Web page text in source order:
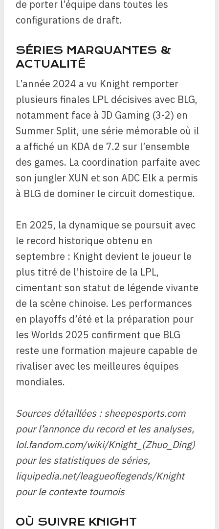
de porter l’équipe dans toutes les
configurations de draft.
SÉRIES MARQUANTES &
ACTUALITÉ
L’année 2024 a vu Knight remporter
plusieurs finales LPL décisives avec BLG,
notamment face à JD Gaming (3-2) en
Summer Split, une série mémorable où il
a affiché un KDA de 7.2 sur l’ensemble
des games. La coordination parfaite avec
son jungler XUN et son ADC Elk a permis
à BLG de dominer le circuit domestique.
En 2025, la dynamique se poursuit avec
le record historique obtenu en
septembre : Knight devient le joueur le
plus titré de l’histoire de la LPL,
cimentant son statut de légende vivante
de la scène chinoise. Les performances
en playoffs d’été et la préparation pour
les Worlds 2025 confirment que BLG
reste une formation majeure capable de
rivaliser avec les meilleures équipes
mondiales.
Sources détaillées : sheepesports.com
pour l’annonce du record et les analyses,
lol.fandom.com/wiki/Knight_(Zhuo_Ding)
pour les statistiques de séries,
liquipedia.net/leagueoflegends/Knight
pour le contexte tournois
OÙ SUIVRE KNIGHT